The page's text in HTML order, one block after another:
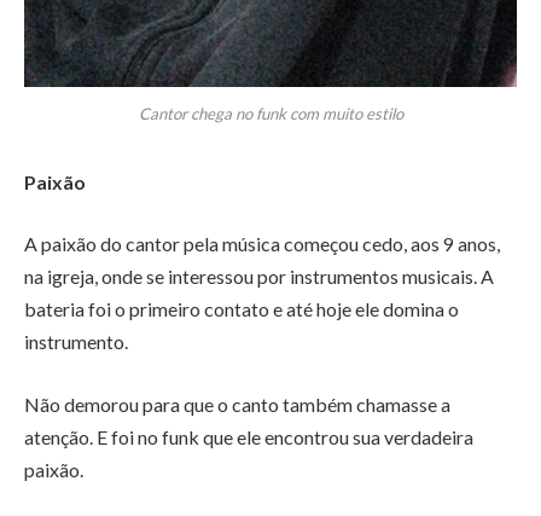
Cantor chega no funk com muito estilo
Paixão
A paixão do cantor pela música começou cedo, aos 9 anos,
na igreja, onde se interessou por instrumentos musicais. A
bateria foi o primeiro contato e até hoje ele domina o
instrumento.
Não demorou para que o canto também chamasse a
atenção. E foi no funk que ele encontrou sua verdadeira
paixão.